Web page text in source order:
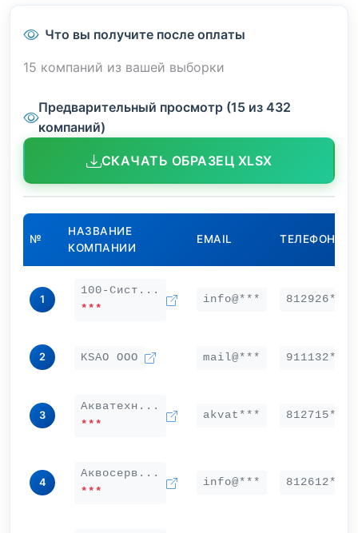
Что вы получите после оплаты
15 компаний из вашей выборки
Предварительный просмотр (15 из 432
компаний)
СКАЧАТЬ ОБРАЗЕЦ XLSX
№
НАЗВАНИЕ
КОМПАНИИ
EMAIL ТЕЛЕФОН
1
100-Сист...
***
info@*** 812926***
2 KSAO ООО mail@*** 911132***
3
Акватехн...
***
akvat*** 812715***
4
Аквосерв...
***
info@*** 812612***